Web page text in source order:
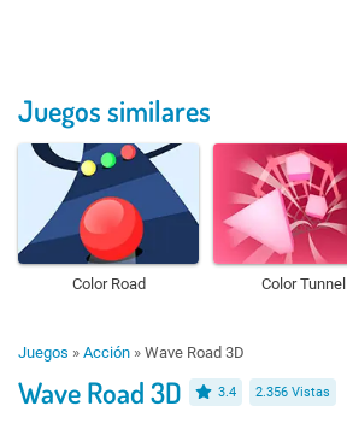
Juegos similares
Color Road Color Tunnel
Juegos » Acción » Wave Road 3D
Wave Road 3D 3.4 2.356 Vistas